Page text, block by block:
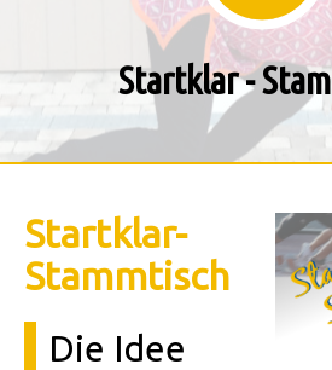
Startklar -
Startklar-
Stammtisch
Die Idee